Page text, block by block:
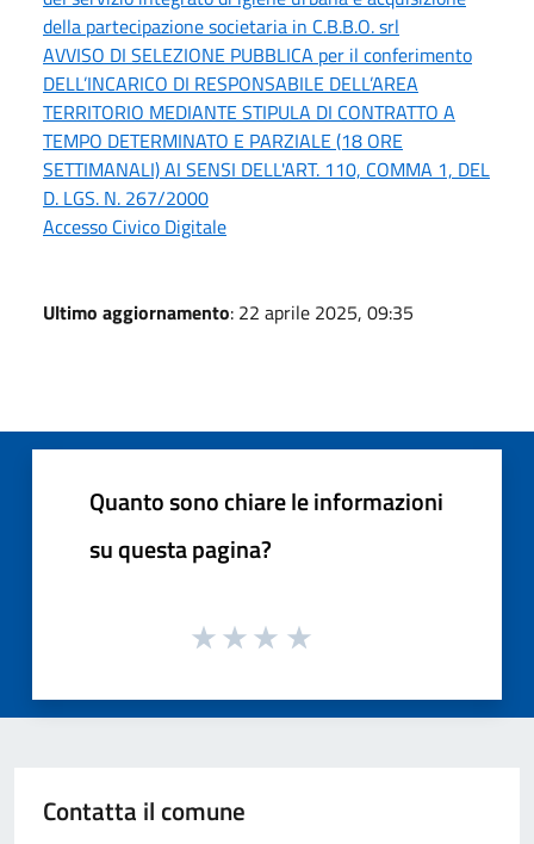
della partecipazione societaria in C.B.B.O. srl
AVVISO DI SELEZIONE PUBBLICA per il conferimento
DELL’INCARICO DI RESPONSABILE DELL’AREA
TERRITORIO MEDIANTE STIPULA DI CONTRATTO A
TEMPO DETERMINATO E PARZIALE (18 ORE
SETTIMANALI) AI SENSI DELL'ART. 110, COMMA 1, DEL
D. LGS. N. 267/2000
Accesso Civico Digitale
Ultimo aggiornamento: 22 aprile 2025, 09:35
Quanto sono chiare le informazioni
su questa pagina?
Contatta il comune